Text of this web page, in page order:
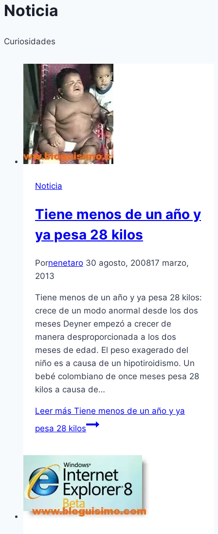
Noticia
Curiosidades
Noticia
Tiene menos de un año y
ya pesa 28 kilos
Pornenetaro 30 agosto, 200817 marzo,
2013
Tiene menos de un año y ya pesa 28 kilos:
crece de un modo anormal desde los dos
meses Deyner empezó a crecer de
manera desproporcionada a los dos
meses de edad. El peso exagerado del
niño es a causa de un hipotiroidismo. Un
bebé colombiano de once meses pesa 28
kilos a causa de…
Leer más Tiene menos de un año y ya
pesa 28 kilos